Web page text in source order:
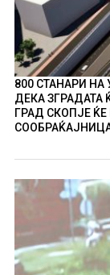
800 СТАНАРИ НА
ДЕКА ЗГРАДАТА
ГРАД СКОПЈЕ